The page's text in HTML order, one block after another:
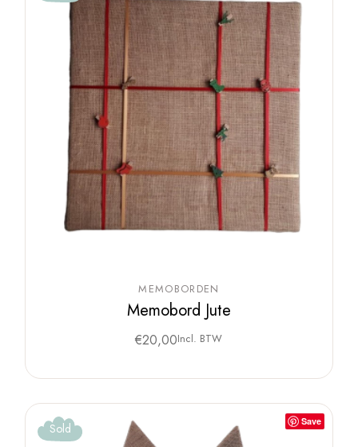
MEMOBORDEN
Memobord Jute
€20,00Incl. BTW
Save
Sold